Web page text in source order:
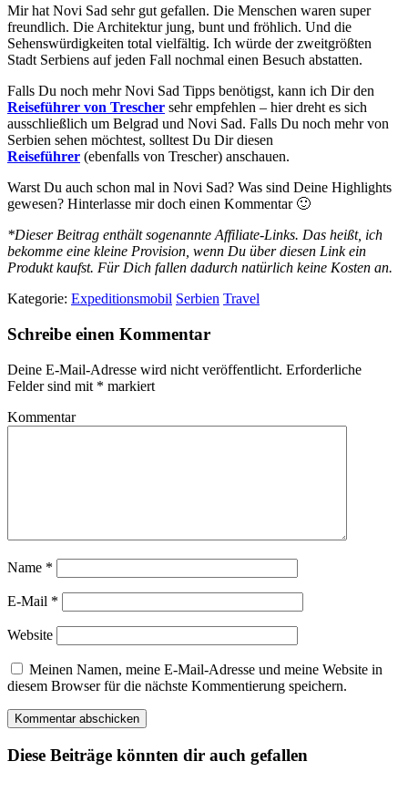
Mir hat Novi Sad sehr gut gefallen. Die Menschen waren super
freundlich. Die Architektur jung, bunt und fröhlich. Und die
Sehenswürdigkeiten total vielfältig. Ich würde der zweitgrößten
Stadt Serbiens auf jeden Fall nochmal einen Besuch abstatten.
Falls Du noch mehr Novi Sad Tipps benötigst, kann ich Dir den
Reiseführer von Trescher sehr empfehlen – hier dreht es sich
ausschließlich um Belgrad und Novi Sad. Falls Du noch mehr von
Serbien sehen möchtest, solltest Du Dir diesen
Reiseführer (ebenfalls von Trescher) anschauen.
Warst Du auch schon mal in Novi Sad? Was sind Deine Highlights
gewesen? Hinterlasse mir doch einen Kommentar 🙂
*Dieser Beitrag enthält sogenannte Affiliate-Links. Das heißt, ich
bekomme eine kleine Provision, wenn Du über diesen Link ein
Produkt kaufst. Für Dich fallen dadurch natürlich keine Kosten an.
Kategorie: Expeditionsmobil Serbien Travel
Schreibe einen Kommentar
Deine E-Mail-Adresse wird nicht veröffentlicht. Erforderliche
Felder sind mit * markiert
Kommentar
Name *
E-Mail *
Website
Meinen Namen, meine E-Mail-Adresse und meine Website in
diesem Browser für die nächste Kommentierung speichern.
Diese Beiträge könnten dir auch gefallen